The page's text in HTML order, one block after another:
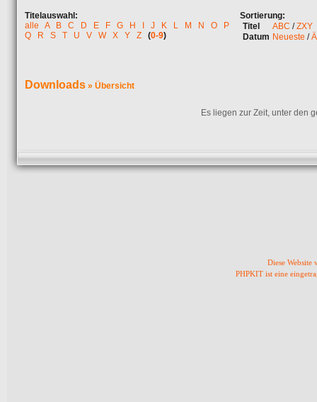
Titelauswahl:
alle
A B C D E F G H J K L M N O
P
Q
R S T U V W X Y Z (0-9)
Sortierung:
Titel
ABC /ZXY
Datum Neueste /
Downloads » Übersicht
Es liegen zur Zeit, unter den
Diese Website
PHPKIT ist eine